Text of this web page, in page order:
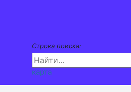
Строка поиска:
карта